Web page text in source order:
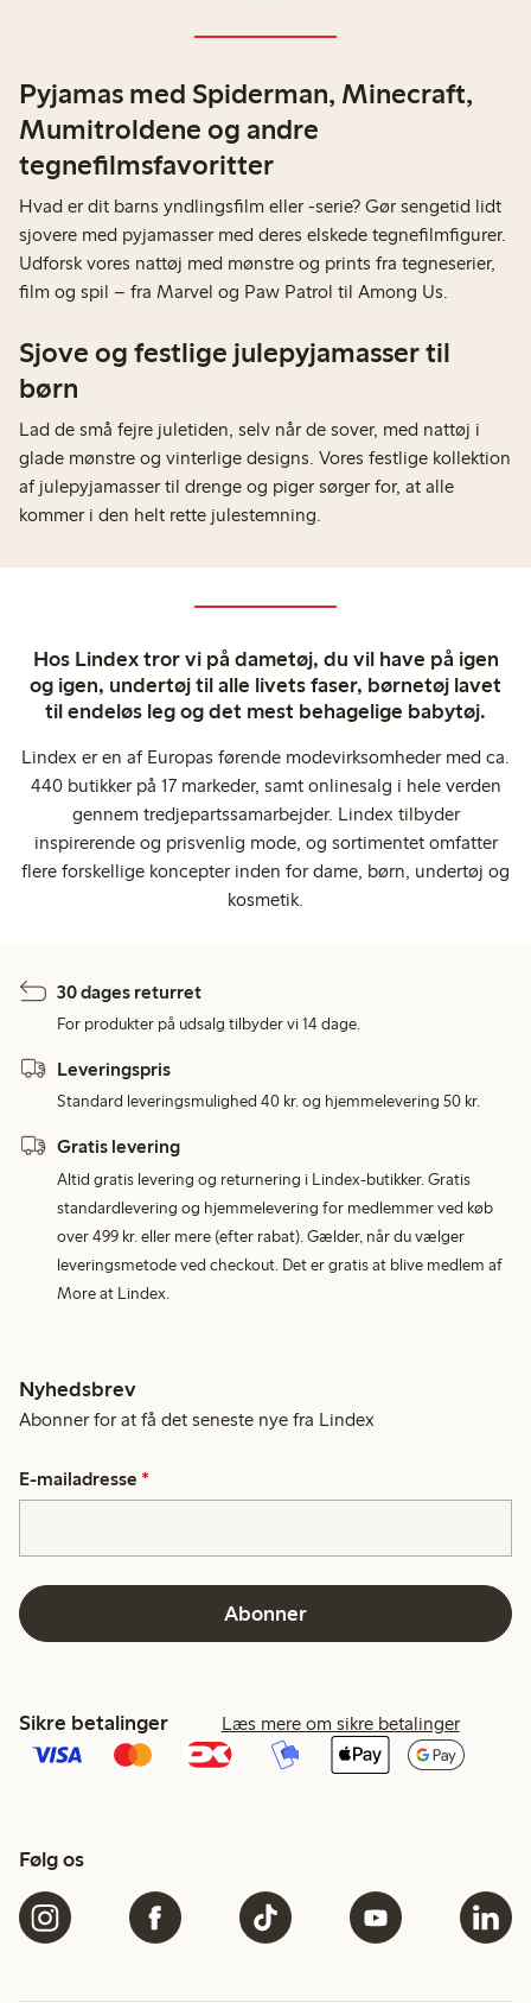
Pyjamas med Spiderman, Minecraft,
Mumitroldene og andre
tegnefilmsfavoritter
Hvad er dit barns yndlingsfilm eller -serie? Gør sengetid lidt
sjovere med pyjamasser med deres elskede tegnefilmfigurer.
Udforsk vores nattøj med mønstre og prints fra tegneserier,
film og spil – fra Marvel og Paw Patrol til Among Us.
Sjove og festlige julepyjamasser til
børn
Lad de små fejre juletiden, selv når de sover, med nattøj i
glade mønstre og vinterlige designs. Vores festlige kollektion
af julepyjamasser til drenge og piger sørger for, at alle
kommer i den helt rette julestemning.
Hos Lindex tror vi på dametøj, du vil have på igen
og igen, undertøj til alle livets faser, børnetøj lavet
til endeløs leg og det mest behagelige babytøj.
Lindex er en af Europas førende modevirksomheder med ca.
440 butikker på 17 markeder, samt onlinesalg i hele verden
gennem tredjepartssamarbejder. Lindex tilbyder
inspirerende og prisvenlig mode, og sortimentet omfatter
flere forskellige koncepter inden for dame, børn, undertøj og
kosmetik.
30 dages returret
For produkter på udsalg tilbyder vi 14 dage.
Leveringspris
Standard leveringsmulighed 40 kr. og hjemmelevering 50 kr.
Gratis levering
Altid gratis levering og returnering i Lindex-butikker. Gratis
standardlevering og hjemmelevering for medlemmer ved køb
over 499 kr. eller mere (efter rabat). Gælder, når du vælger
leveringsmetode ved checkout. Det er gratis at blive medlem af
More at Lindex.
Nyhedsbrev
Abonner for at få det seneste nye fra Lindex
E-mailadresse *
Abonner
Sikre betalinger Læs mere om sikre betalinger
Følg os